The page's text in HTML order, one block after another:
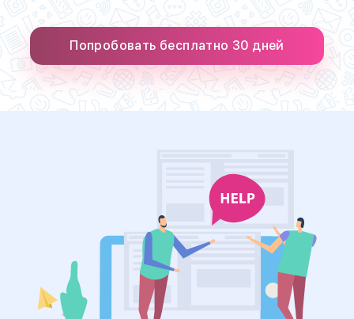
Попробовать бесплатно 30 дней